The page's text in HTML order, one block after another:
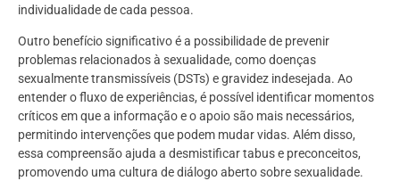
individualidade de cada pessoa.
Outro benefício significativo é a possibilidade de prevenir
problemas relacionados à sexualidade, como doenças
sexualmente transmissíveis (DSTs) e gravidez indesejada. Ao
entender o fluxo de experiências, é possível identificar momentos
críticos em que a informação e o apoio são mais necessários,
permitindo intervenções que podem mudar vidas. Além disso,
essa compreensão ajuda a desmistificar tabus e preconceitos,
promovendo uma cultura de diálogo aberto sobre sexualidade.